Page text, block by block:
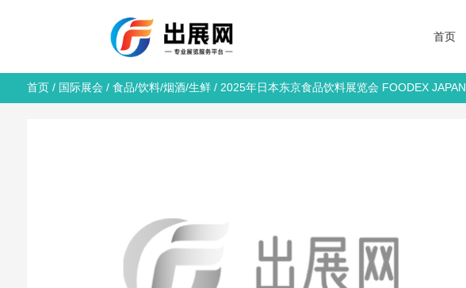
首页
首页/ 国际展会 / 食品/饮料/烟酒/生鲜/ 2025年日本东京食品饮料展览会 FOODEX JAPAN